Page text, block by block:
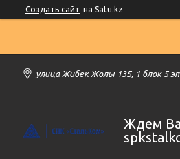
Создать сайт на Satu.kz
улица Жибек Жолы 135, 1 блок 5
Ждем